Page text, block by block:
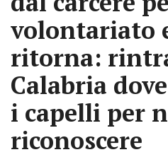
volontariato
ritorna:
Calabria
i capelli per
riconoscere